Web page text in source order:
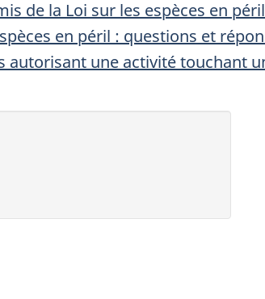
de la Loi sur les espèces en
en péril : questions et
autorisant une activité touchant